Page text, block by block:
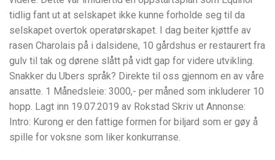
tidlig fant ut at selskapet ikke kunne forholde seg til da
selskapet overtok operatørskapet. I dag beiter kjøttfe av
rasen Charolais på i dalsidene, 10 gårdshus er restaurert fra
gulv til tak og dørene slått på vidt gap for videre utvikling.
Snakker du Ubers språk? Direkte til oss gjennom en av våre
ansatte. 1 Månedsleie: 3000,- per måned som inkluderer 10
hopp. Lagt inn 19.07.2019 av Rokstad Skriv ut Annonse:
Intro: Kurong er den fattige formen for biljard som er gøy å
spille for voksne som liker konkurranse.